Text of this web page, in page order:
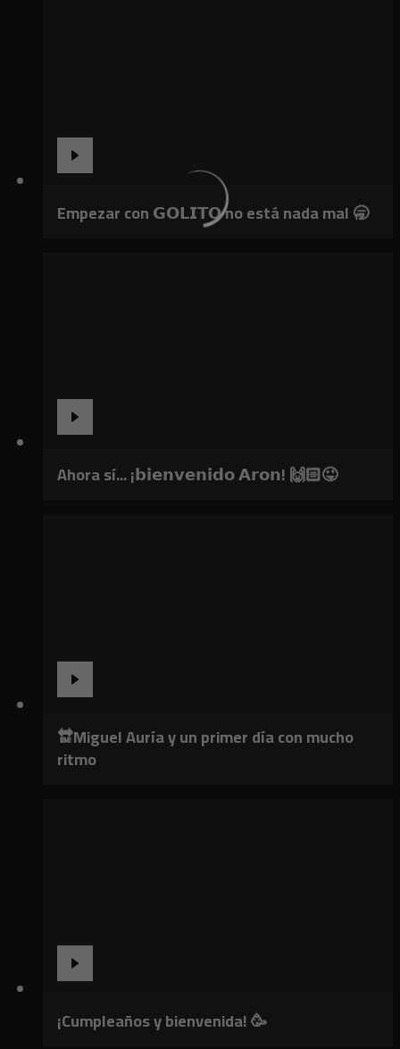
Empezar con 𝗚𝗢𝗟𝗜𝗧𝗢 no está nada mal 🥱
Ahora sí... ¡𝗯𝗶𝗲𝗻𝘃𝗲𝗻𝗶𝗱𝗼 𝗔𝗿𝗼𝗻! 🙌🏻😜
🔛Miguel Auría y un primer día con mucho
ritmo
¡Cumpleaños y bienvenida! 🥳